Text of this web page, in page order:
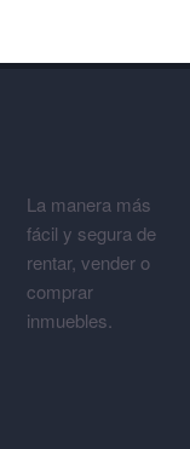
La manera más
fácil y segura de
rentar, vender o
comprar
inmuebles.